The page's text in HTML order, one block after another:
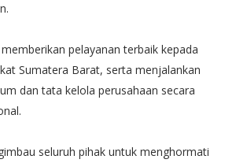
pelayanan terbaik kepada
Sumatera Barat, serta menjalankan
dan tata kelola perusahaan secara
seluruh pihak untuk menghormati